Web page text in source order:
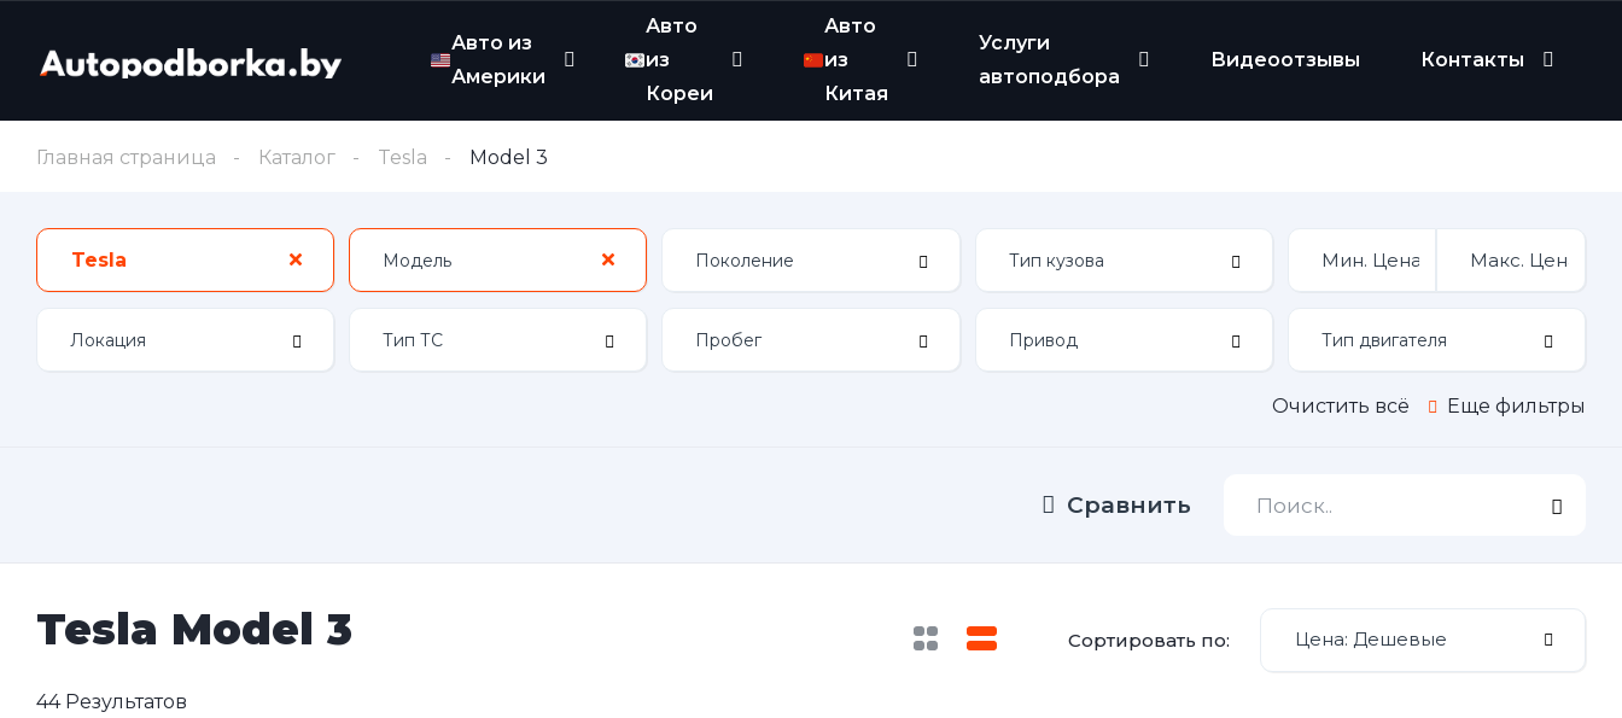
Авто из
Америки
Авто
из
Кореи
Авто
из
Китая
Услуги
автоподбора
Видеоотзывы Контакты
Главная страница Каталог Tesla Model 3
Tesla
Очистить всё Еще фильтры
Сравнить
Tesla Model 3
44 Результатов
Сортировать по: Цена: Дешевые